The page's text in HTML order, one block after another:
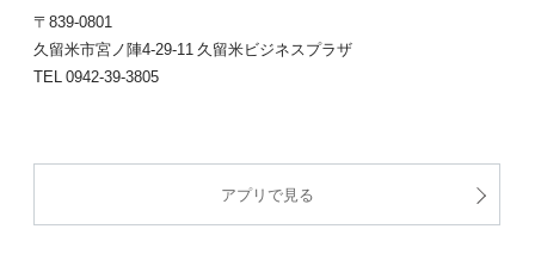
〒839-0801
久留米市宮ノ陣4-29-11 久留米ビジネスプラザ
TEL 0942-39-3805
アプリで見る